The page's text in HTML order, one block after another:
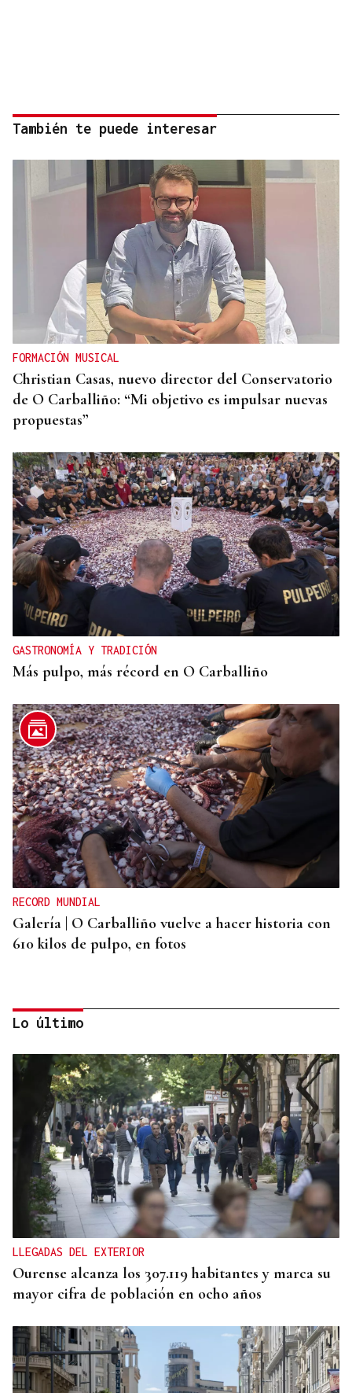
También te puede interesar
FORMACIÓN MUSICAL
Christian Casas, nuevo director del Conservatorio
de O Carballiño: “Mi objetivo es impulsar nuevas
propuestas”
GASTRONOMÍA Y TRADICIÓN
Más pulpo, más récord en O Carballiño
RECORD MUNDIAL
Galería | O Carballiño vuelve a hacer historia con
610 kilos de pulpo, en fotos
TRES CONEXIONES
Refuerzo en el autobús entre O Carballiño y
Ourense con dos nuevas frecuencias
Lo último
LLEGADAS DEL EXTERIOR
Ourense alcanza los 307.119 habitantes y marca su
mayor cifra de población en ocho años